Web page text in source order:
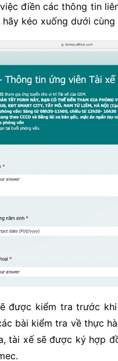
điền các thông tin
kéo xuống dưới cùng
được kiểm tra trước
bài kiểm tra về thực
tài xế sẽ được ký hợp